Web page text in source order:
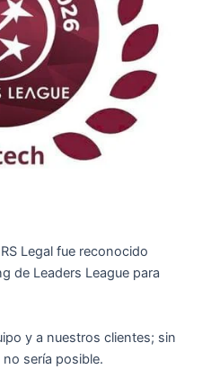
Legal fue reconocido
de Leaders League para
y a nuestros clientes; sin
sería posible.